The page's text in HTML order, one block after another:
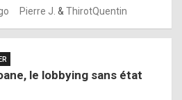
Pierre J. & ThirotQuentin
le lobbying sans état